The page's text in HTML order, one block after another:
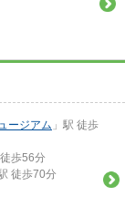
ージアム 」駅 徒歩
徒歩56分
徒歩70分